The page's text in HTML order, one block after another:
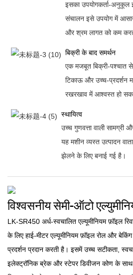
इसका उपयोगकर्ता-अनुकूल
संचालन इसे उपयोग में
और श्रम लागत को कम
बिक्री के बाद समर्थन
एक मजबूत बिक्री-पश्चात
टिकाऊ और उच्च-प्रदर्शन
रखरखाव में आश्वस्त हो
स्थायित्व
उच्च गुणवत्ता वाली सामग्री
यह मशीन व्यस्त उत्पादन
झेलने के लिए बनाई गई है।
विश्वसनीय सेमी-ऑटो
LK-SR450 अर्ध-स्वचालित एल्यूमीनियम फ़ॉइल
के लिए हाई-मीटर एल्यूमीनियम फ़ॉइल रोल और
प्रदर्शन प्रदान करती है। इसमें उच्च सटीकता,
इलेक्ट्रॉनिक ब्रेक और स्टेपर डिवीजन कोण के